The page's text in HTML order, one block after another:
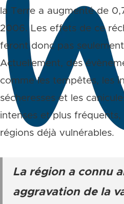
la Terre a augmenté de
2006. Les effets de ce
feront donc pas
Actuellement, des
comme les tempêtes, les
sécheresses et les
intenses et plus
régions déjà vulnérables.
La région a connu
aggravation de la